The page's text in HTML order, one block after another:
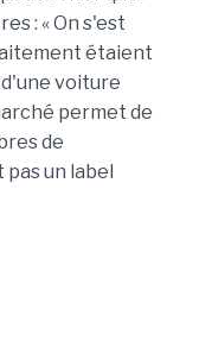
: « On s'est
étaient
d'une voiture
permet de
de
un label